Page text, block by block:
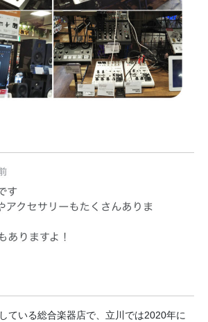
ている総合楽器店で、立川では2020年に